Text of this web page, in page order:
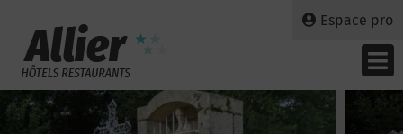
Espace pro